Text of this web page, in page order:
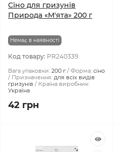
Сіно для гризунів
Природа «М'ята» 200 г
Немає в наявності
Код товару: PR240339
Вага упаковки: 200 г Форма: сіно
Призначення: для всіх видів
гризунів
Країна виробник:
Україна
42 грн